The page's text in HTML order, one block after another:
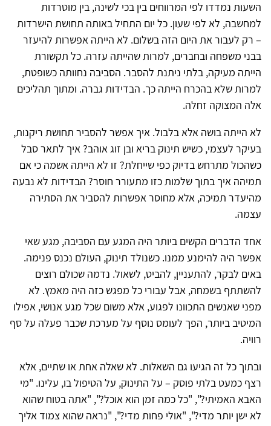
השעות נמדדו לפי המרווחים בין בכי לשינה, בין מוטרדות
למחשבה, לא לפי שעון. כל יום התחיל באותה תחושת הישרדות
– רק לעבור את היום הזה בשלום. לא הייתה אפשרות להיעזר
בבני משפחה ובחברים, למרות שהייתה עזרה. כל תקשורת
הייתה מעיקה, בלתי ניתנת להסבר. הסביבה נחוותה כשופטת,
למרות שלא בהכרח הייתה כך. הבדידות גברה. ומתוך תהליכים
אלה המצוקה זחלה.
לא הייתה בושה אלא בלבול. איך אפשר להסביר תחושת ריקנות,
בעיקר לעצמי, כשיש תינוק בריא ובן זוג אוהב? איך לתאר סבל
כשהכול מתרחש בדיוק כפי שייחלת? זו לא הייתה אשמה כי אם
תמיהה איך בתוך שלמות כזו מתעורר חוסר? הבדידות לא נבעה
מהיעדר תמיכה, אלא מחוסר אפשרות להסביר את הסתירה
עצמה.
אחד הדברים הקשים ביותר היה המגע עם הסביבה, מגע שאי
אפשר היה להימנע ממנו. כשנולד תינוק, העולם נכנס פנימה.
באים לבקר, להתעניין, להביט, לשאול. נדמה שכולם רוצים
להשתתף בשמחה, אבל עבורי כל מפגש כזה היה מאמץ. לא
מפני שאנשים התכוונו לפגוע, אלא משום שכל מגע אנושי, אפילו
המיטיב ביותר, הפך לעומס נוסף על מערכת שכבר פעלה על סף
רוויה.
ובתוך כל זה הגיעו גם השאלות. לא שאלה אחת או שתיים, אלא
רצף כמעט בלתי פוסק – על התינוק, על הטיפול בו, עלינו. "מי
האבא האמיתי?", "כל כמה זמן הוא אוכל?", "אתה בטוח שהוא
לא ישן יותר מדי?", "אולי פחות מדי?", "נראה שהוא צמוד אליך